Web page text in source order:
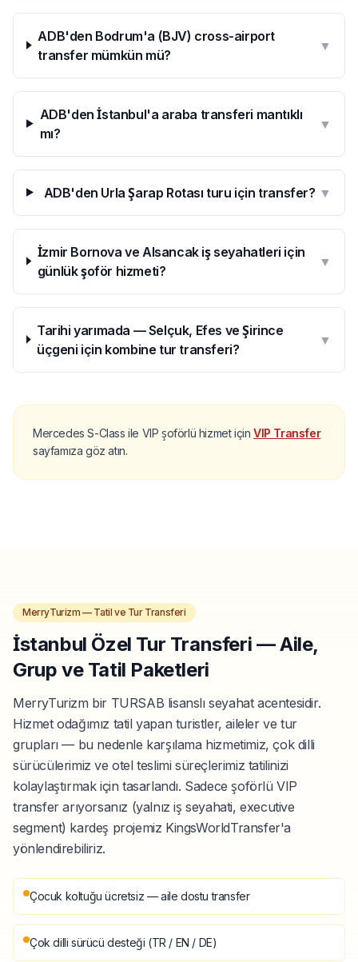
ADB'den Bodrum'a (BJV) cross-airport
transfer mümkün mü?
▼
ADB'den İstanbul'a araba transferi mantıklı
mı?
▼
ADB'den Urla Şarap Rotası turu için transfer? ▼
İzmir Bornova ve Alsancak iş seyahatleri için
günlük şoför hizmeti?
▼
Tarihi yarımada — Selçuk, Efes ve Şirince
üçgeni için kombine tur transferi?
▼
Mercedes S-Class ile VIP şoförlü hizmet için VIP Transfer
sayfamıza göz atın.
MerryTurizm — Tatil ve Tur Transferi
İstanbul Özel Tur Transferi — Aile,
Grup ve Tatil Paketleri
MerryTurizm bir TURSAB lisanslı seyahat acentesidir.
Hizmet odağımız tatil yapan turistler, aileler ve tur
grupları — bu nedenle karşılama hizmetimiz, çok dilli
sürücülerimiz ve otel teslimi süreçlerimiz tatilinizi
kolaylaştırmak için tasarlandı. Sadece şoförlü VIP
transfer arıyorsanız (yalnız iş seyahati, executive
segment) kardeş projemiz KingsWorldTransfer'a
yönlendirebiliriz.
Çocuk koltuğu ücretsiz — aile dostu transfer
Çok dilli sürücü desteği (TR / EN / DE)